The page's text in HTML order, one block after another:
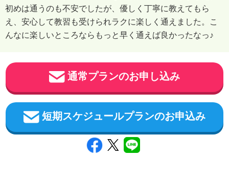
初めは通うのも不安でしたが、優しく丁寧に教えてもら
え、安心して教習も受けられラクに楽しく通えました。こ
んなに楽しいところならもっと早く通えば良かったなっ♪
通常プランのお申し込み
短期スケジュールプランのお申込み